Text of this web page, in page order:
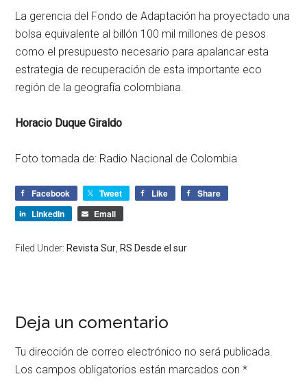
La gerencia del Fondo de Adaptación ha proyectado una
bolsa equivalente al billón 100 mil millones de pesos
como el presupuesto necesario para apalancar esta
estrategia de recuperación de esta importante eco
región de la geografía colombiana.
Horacio Duque Giraldo
Foto tomada de: Radio Nacional de Colombia
Facebook Tweet Like
Share
LinkedIn
Email
Filed Under: Revista Sur, RS Desde el sur
Deja un comentario
Tu dirección de correo electrónico no será publicada.
Los campos obligatorios están marcados con*